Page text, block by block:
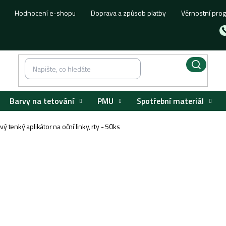
Hodnocení e-shopu Doprava a způsob platby Věrnostní
Barvy na tetování PMU Spotřební materiál
tenký aplikátor na oční linky, rty - 50ks